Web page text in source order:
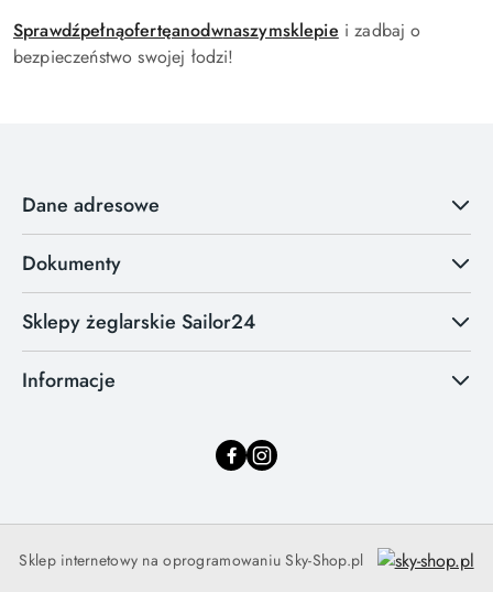
Sprawdźpełnąofertęanodwnaszymsklepie i zadbaj o
bezpieczeństwo swojej łodzi!
Dane adresowe
Dokumenty
Sklepy żeglarskie Sailor24
Informacje
Sklep internetowy na oprogramowaniu Sky-Shop.pl